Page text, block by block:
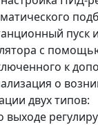
пуск
с
к
о
двух типов:
выходе